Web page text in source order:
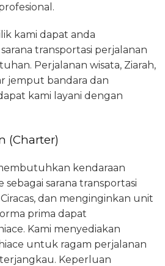
kami dapat anda
transportasi perjalanan
Perjalanan wisata, Ziarah,
jemput bandara dan
kami layani dengan
(Charter)
kendaraan
sebagai sarana transportasi
dan menginginkan unit
prima dapat
Kami menyediakan
untuk ragam perjalanan
Keperluan